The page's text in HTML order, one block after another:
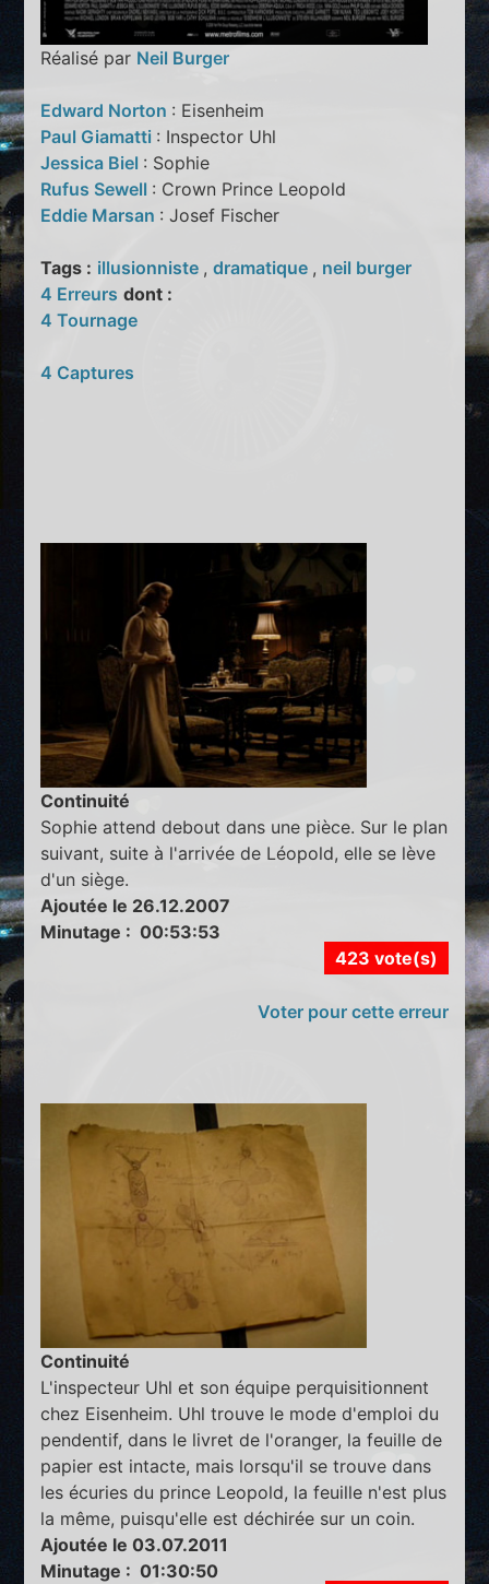
Réalisé par Neil Burger
Edward Norton : Eisenheim
Paul Giamatti : Inspector Uhl
Jessica Biel : Sophie
Rufus Sewell : Crown Prince Leopold
Eddie Marsan : Josef Fischer
Tags : illusionniste ,dramatique , neil burger
4 Erreurs dont :
4 Tournage
4 Captures
Continuité
Sophie attend debout dans une pièce. Sur le plan
suivant, suite à l'arrivée de Léopold, elle se lève
d'un siège.
Ajoutée le 26.12.2007
Minutage : 00:53:53
423 vote(s)
Voter pour cette erreur
Continuité
L'inspecteur Uhl et son équipe perquisitionnent
chez Eisenheim. Uhl trouve le mode d'emploi du
pendentif, dans le livret de l'oranger, la feuille de
papier est intacte, mais lorsqu'il se trouve dans
les écuries du prince Leopold, la feuille n'est plus
la même, puisqu'elle est déchirée sur un coin.
Ajoutée le 03.07.2011
Minutage : 01:30:50